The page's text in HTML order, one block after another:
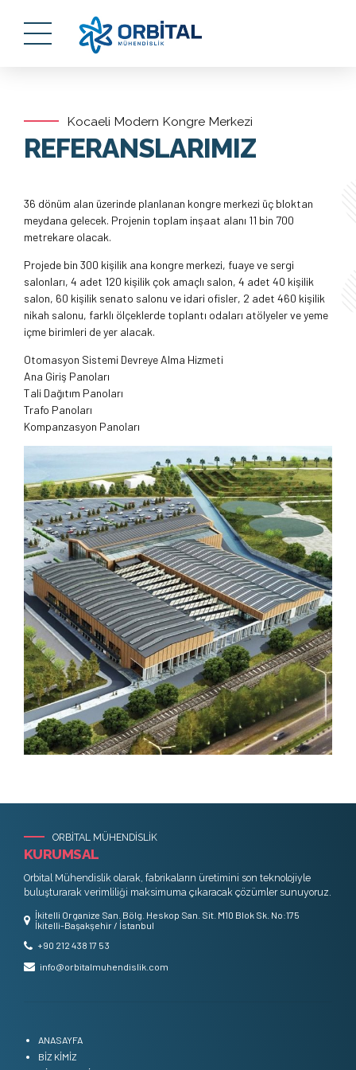
Kocaeli Modern Kongre Merkezi
REFERANSLARIMIZ
36 dönüm alan üzerinde planlanan kongre merkezi üç bloktan
meydana gelecek. Projenin toplam inşaat alanı 11 bin 700
metrekare olacak.
Projede bin 300 kişilik ana kongre merkezi, fuaye ve sergi
salonları, 4 adet 120 kişilik çok amaçlı salon, 4 adet 40 kişilik
salon, 60 kişilik senato salonu ve idari ofisler, 2 adet 460 kişilik
nikah salonu, farklı ölçeklerde toplantı odaları atölyeler ve yeme
içme birimleri de yer alacak.
Otomasyon Sistemi Devreye Alma Hizmeti
Ana Giriş Panoları
Tali Dağıtım Panoları
Trafo Panoları
Kompanzasyon Panoları
ORBİTAL MÜHENDİSLİK
KURUMSAL
Orbital Mühendislik olarak, fabrikaların üretimini son teknolojiyle
buluşturarak verimliliği maksimuma çıkaracak çözümler sunuyoruz.
İkitelli Organize San. Bölg. Heskop San. Sit. M10 Blok Sk. No:175
İkitelli-Başakşehir / İstanbul
+90 212 438 17 53
info@orbitalmuhendislik.com
ANASAYFA
BİZ KİMİZ